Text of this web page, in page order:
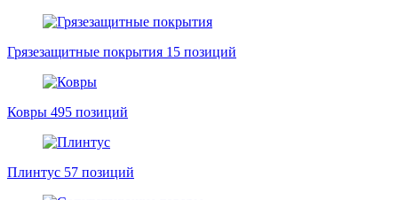
Грязезащитные покрытия 15 позиций
Ковры 495 позиций
Плинтус 57 позиций